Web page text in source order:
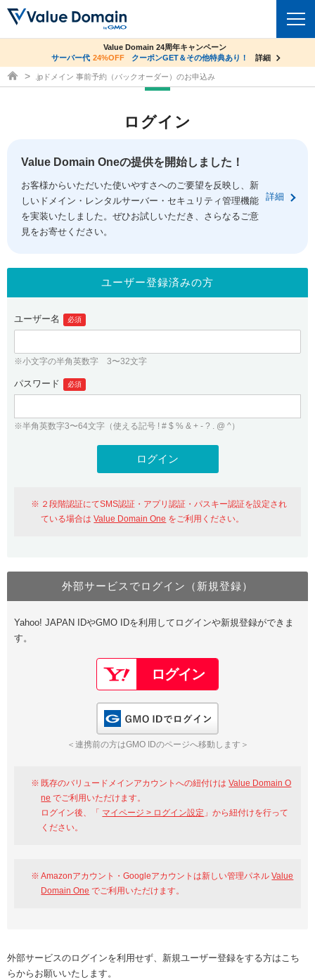
ドメイントップ
ドメイン移管
ドメイン価格一覧
ドメイン一括検索
.jpドメインオークション
gTLDオークション NEW!
.jpドメインバックオーダー
プレミアムドメイン
人気ドメインの種類
WHOIS検索
コアサーバー
バリューサーバー
XREA
セキュリティトップ
Value Domain ネットde診断
SSL証明書
サービストップ
お得意様割引
紹介制度
バリュードメインAPI
ドメイン・ホスティングOEM
facebook
ログイン
従来のバリュードメインをご利用希望の方
Value Domainにログイン
おすすめ One レンタルサーバーを含む最新の機能を使う方
Value Domain Oneにログイン
Google
GMO ID Amazon
※AmazonはValue Domain Oneのログイン画面へ遷移します
ユーザー登録
Value Domain Oneアカウント作成
以下でも登録可能
Google Yahoo!
GMO ID
co.jpドメイン✕コアサーバーV2ビジネス応援キャンペーン
サーバー料金1年間無料
詳細
Value Domain 24周年キャンペーン
サーバー代 24%OFF クーポンGET＆その他特典あり！ 詳細
ドメイン取得ならバリュードメイン
.jpドメイン 事前予約（バックオーダー）のお申込み
ログイン
Value Domain Oneの提供を開始しました！
お客様からいただいた使いやすさへのご要望を反映し、新
しいドメイン・レンタルサーバー・セキュリティ管理機能
を実装いたしました。ぜひお試しいただき、さらなるご意
見をお寄せください。
詳細
ユーザー登録済みの方
ユーザー名 必須
※小文字の半角英数字 3〜32文字
パスワード 必須
※半角英数字3〜64文字（使える記号 ! # $ % & + - ? . @ ^）
２段階認証にてSMS認証・アプリ認証・パスキー認証を設定され
ている場合はValue Domain One をご利用ください。
外部サービスでログイン（新規登録）
Yahoo! JAPAN IDやGMO IDを利用してログインや新規登録ができま
す。
＜連携前の方はGMO IDのページへ移動します＞
既存のバリュードメインアカウントへの紐付けはValue Domain O
ne でご利用いただけます。
ログイン後、「 マイページ > ログイン設定 」から紐付けを行って
ください。
Amazonアカウント・Googleアカウントは新しい管理パネルValue
Domain One でご利用いただけます。
外部サービスのログインを利用せず、新規ユーザー登録をする方はこち
らからお願いいたします。